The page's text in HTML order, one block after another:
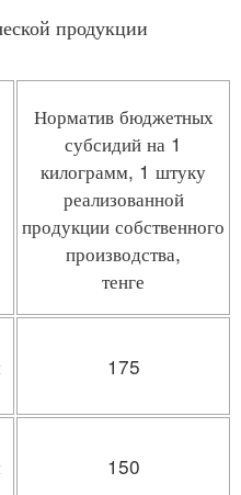
продукции
Норматив бюджетных
субсидий на 1
килограмм, 1 штуку
реализованной
продукции собственного
производства,
тенге
175
150